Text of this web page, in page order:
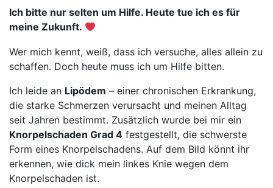
Ich bitte nur selten um Hilfe. Heute tue ich es für
meine Zukunft.
Wer mich kennt, weiß, dass ich versuche, alles allein zu
schaffen. Doch heute muss ich um Hilfe bitten.
Ich leide an Lipödem – einer chronischen Erkrankung,
die starke Schmerzen verursacht und meinen Alltag
seit Jahren bestimmt. Zusätzlich wurde bei mir ein
Knorpelschaden Grad 4 festgestellt, die schwerste
Form eines Knorpelschadens. Auf dem Bild könnt ihr
erkennen, wie dick mein linkes Knie wegen dem
Knorpelschaden ist.